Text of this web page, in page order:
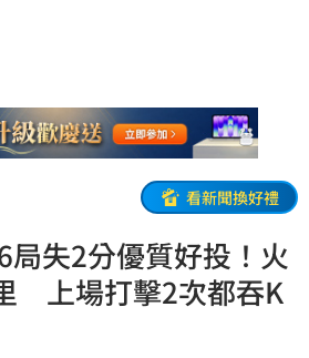
看新聞換好禮
局失2分優質好投！火
上場打擊2次都吞K